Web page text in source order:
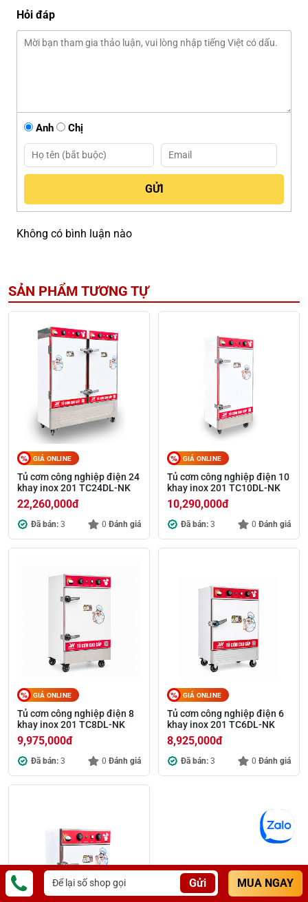
Hỏi đáp
Anh Chị
Không có bình luận nào
SẢN PHẨM TƯƠNG TỰ
GIÁ ONLINE
Tủ cơm công nghiệp điện 24
khay inox 201 TC24DL-NK
22,260,000đ
Đã bán: 3 0 Đánh giá
GIÁ ONLINE
Tủ cơm công nghiệp điện 10
khay inox 201 TC10DL-NK
10,290,000đ
Đã bán: 3 0 Đánh giá
GIÁ ONLINE
Tủ cơm công nghiệp điện 8
khay inox 201 TC8DL-NK
9,975,000đ
Đã bán: 3 0 Đánh giá
GIÁ ONLINE
Tủ cơm công nghiệp điện 6
khay inox 201 TC6DL-NK
8,925,000đ
Đã bán: 3 0 Đánh giá
Gửi MUA NGAY